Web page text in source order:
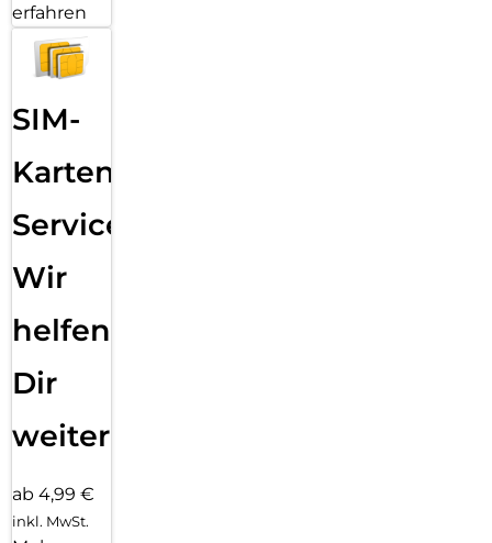
erfahren
SIM-
Karten
Service:
Wir
helfen
Dir
weiter
ab 4,99 €
inkl. MwSt.